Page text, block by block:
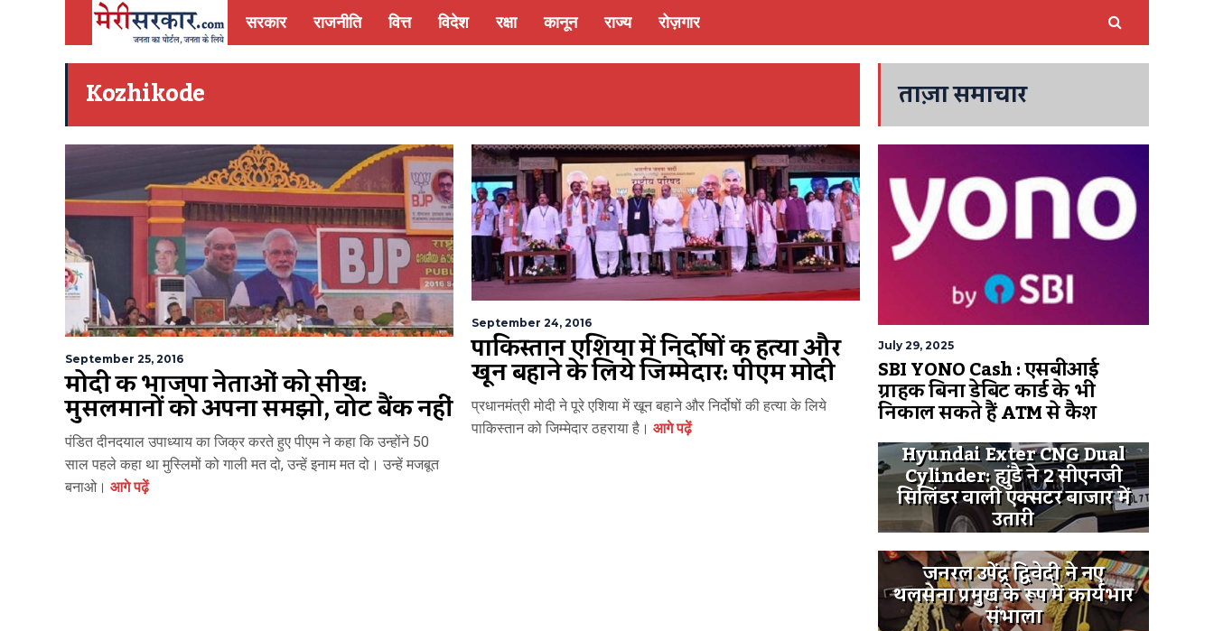
सरकार राजनीति वित्त विदेश रक्षा कानून राज्य रोज़गार
Kozhikode
September 25, 2016
मोदी की भाजपा नेताओं को सीख:
मुसलमानों को अपना समझो, वोट बैंक नहीं
पंडित दीनदयाल उपाध्‍याय का जिक्र करते हुए पीएम ने कहा कि उन्‍होंने 50
साल पहले कहा था मुस्लिमों को गाली मत दो, उन्‍हें इनाम मत दो। उन्‍हें मजबूत
बनाओ। आगे पढ़ें
September 24, 2016
पाकिस्तान एशिया में निर्दोषों की हत्या और
खून बहाने के लिये जिम्मेदार: पीएम मोदी
प्रधानमंत्री मोदी ने पूरे एशिया में खून बहाने और निर्दोषों की हत्या के लिये
पाकिस्तान को जिम्मेदार ठहराया है। आगे पढ़ें
ताज़ा समाचार
July 29, 2025
SBI YONO Cash : एसबीआई
ग्राहक बिना डेबिट कार्ड के भी
निकाल सकते हैं ATM से कैश
Hyundai Exter CNG Dual
Cylinder: ह्युंडै ने 2 सीएनजी
सिलिंडर वाली एक्सटर बाजार में
उतारी
जनरल उपेंद्र द्विवेदी ने नए
थलसेना प्रमुख के रूप में कार्यभार
संभाला